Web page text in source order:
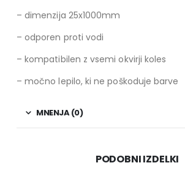
– dimenzija 25x1000mm
– odporen proti vodi
– kompatibilen z vsemi okvirji koles
– močno lepilo, ki ne poškoduje barve
MNENJA (0)
PODOBNI IZDELKI